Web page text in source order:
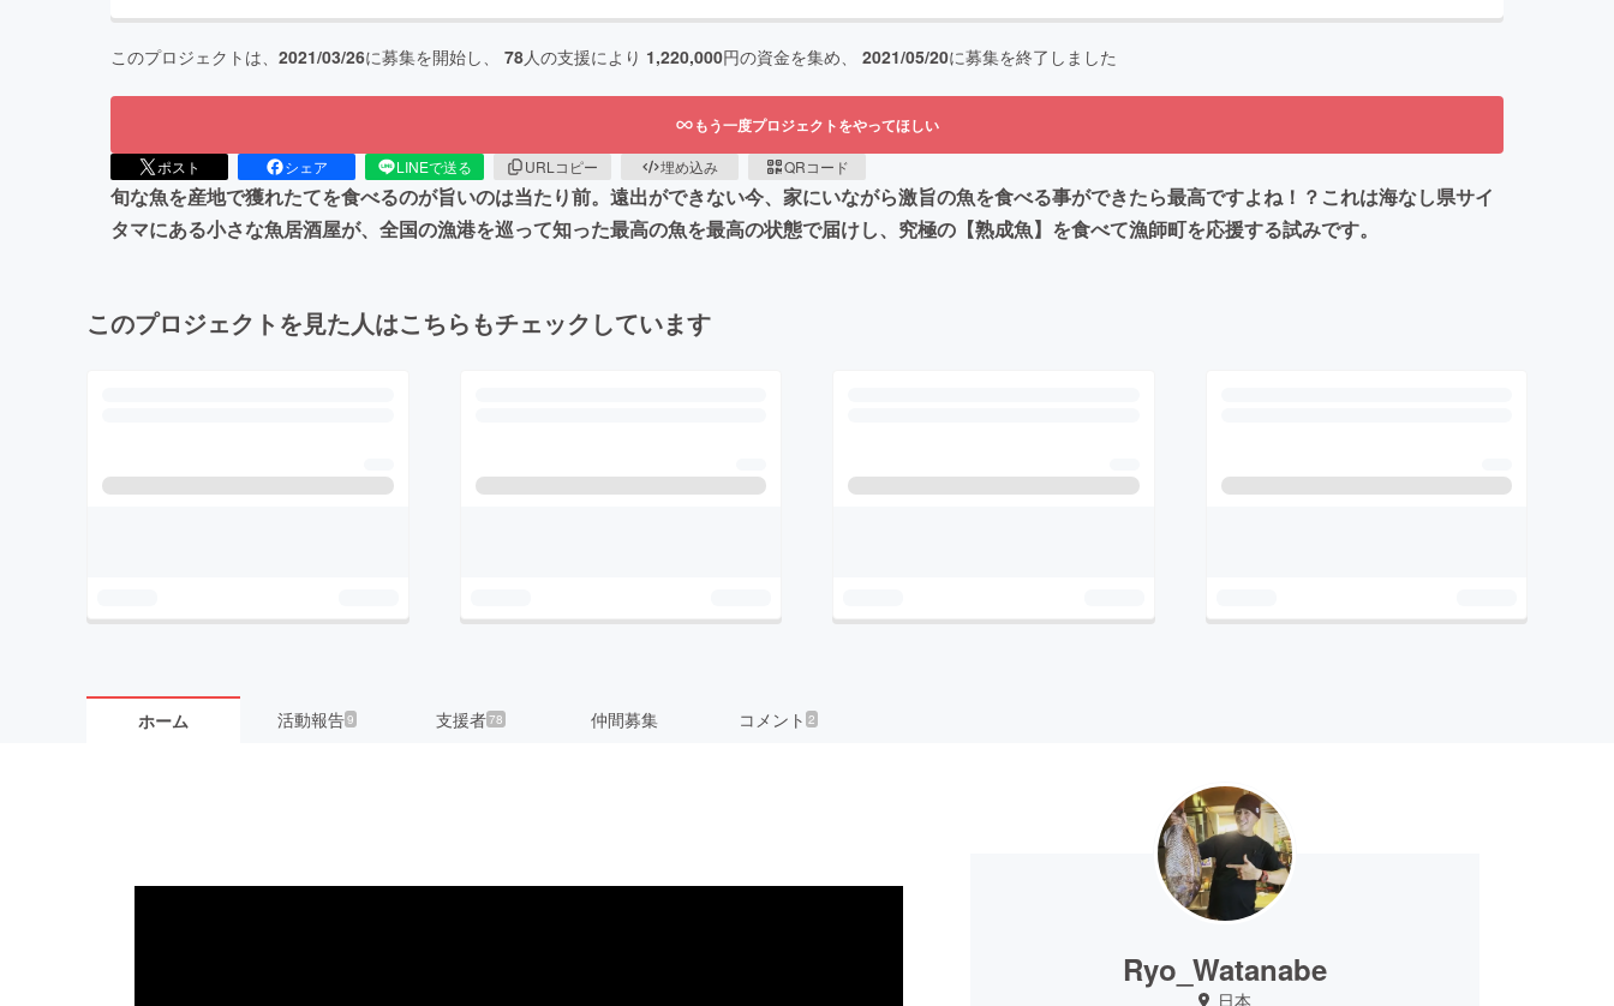
このプロジェクトは、 2021/03/26に募集を開始し、 78人の支援により 1,220,000円の資金を集め、 2021/05/20に募集を終了しました
もう一度プロジェクトをやってほしい
ポスト シェア LINEで送る URLコピー 埋め込み QRコード
旬な魚を産地で獲れたてを食べるのが旨いのは当たり前。遠出ができない今、家にいながら激旨の魚を食べる事ができたら最高ですよね！？これは海なし県サイ
タマにある小さな魚居酒屋が、全国の漁港を巡って知った最高の魚を最高の状態で届けし、究極の【熟成魚】を食べて漁師町を応援する試みです。
このプロジェクトを見た人はこちらもチェックしています
ホーム 活動報告9 支援者78 仲間募集 コメント 2
Ryo_Watanabe
日本